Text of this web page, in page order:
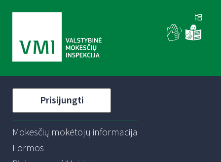
Prisijungti
Mokesčių mokėtojų informacija
Formos